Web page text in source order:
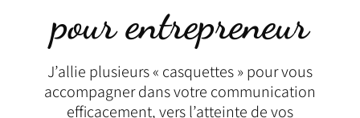
pour entrepreneur
J’allie plusieurs « casquettes » pour vous
accompagner dans votre communication
efficacement, vers l’atteinte de vos